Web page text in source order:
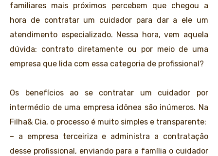
familiares mais próximos percebem que chegou a
hora de contratar um cuidador para dar a ele um
atendimento especializado. Nessa hora, vem aquela
dúvida: contrato diretamente ou por meio de uma
empresa que lida com essa categoria de profissional?
Os benefícios ao se contratar um cuidador por
intermédio de uma empresa idônea são inúmeros. Na
Filha& Cia, o processo é muito simples e transparente:
– a empresa terceiriza e administra a contratação
desse profissional, enviando para a família o cuidador